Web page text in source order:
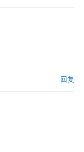
回复